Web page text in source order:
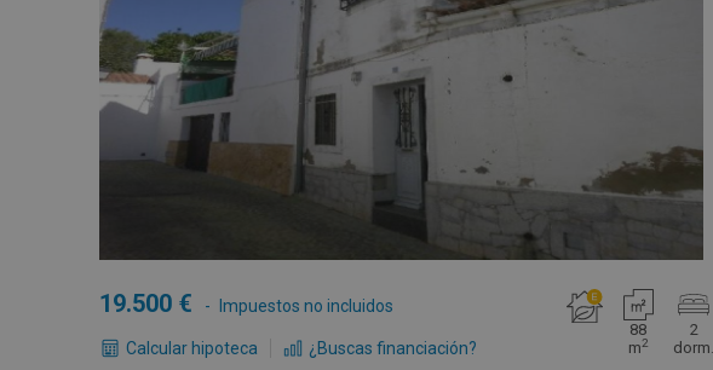
88
m2
2
dorm.
19.500 Impuestos no incluidos
Calcular hipoteca ¿Buscas financiación?